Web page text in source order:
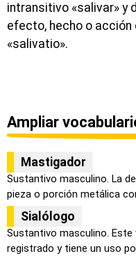
intransitivo «salivar» y
efecto, hecho o acción
«salivatio».
Ampliar
Mastigador
Sustantivo masculino. La
pieza o porción metálica
Sialólogo
Sustantivo masculino.
registrado y tiene un uso